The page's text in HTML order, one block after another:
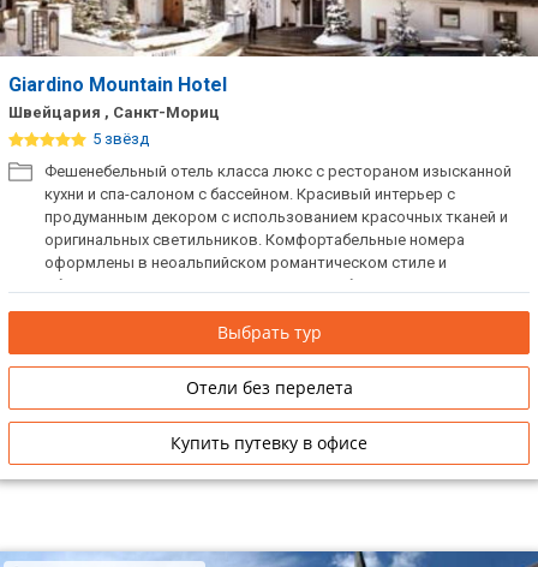
Giardino Mountain Hotel
Швейцария , Санкт-Мориц
5 звёзд
Фешенебельный отель класса люкс с рестораном изысканной
кухни и спа-салоном с бассейном. Красивый интерьер с
продуманным декором с использованием красочных тканей и
оригинальных светильников. Комфортабельные номера
оформлены в неоальпийском романтическом стиле и
оборудованы ультрасовременными удобствами.
Выбрать тур
Отели без перелета
Купить путевку в офисе
Сетевые отели Таиланда
Сетевые отели Шри Ланки
Сетевые отели Вьетнама
Сетевые отели Мальдив
Сетевые отели Бали
Сетевые отели Сейшел
Сетевые отели Маврикия